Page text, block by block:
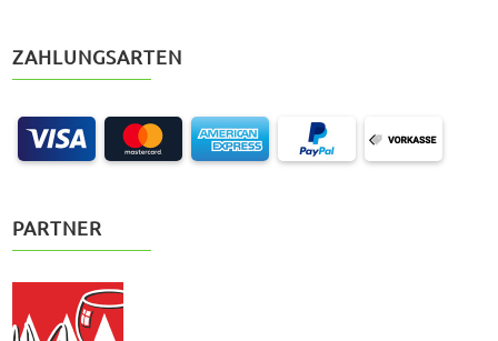
ZAHLUNGSARTEN
PARTNER